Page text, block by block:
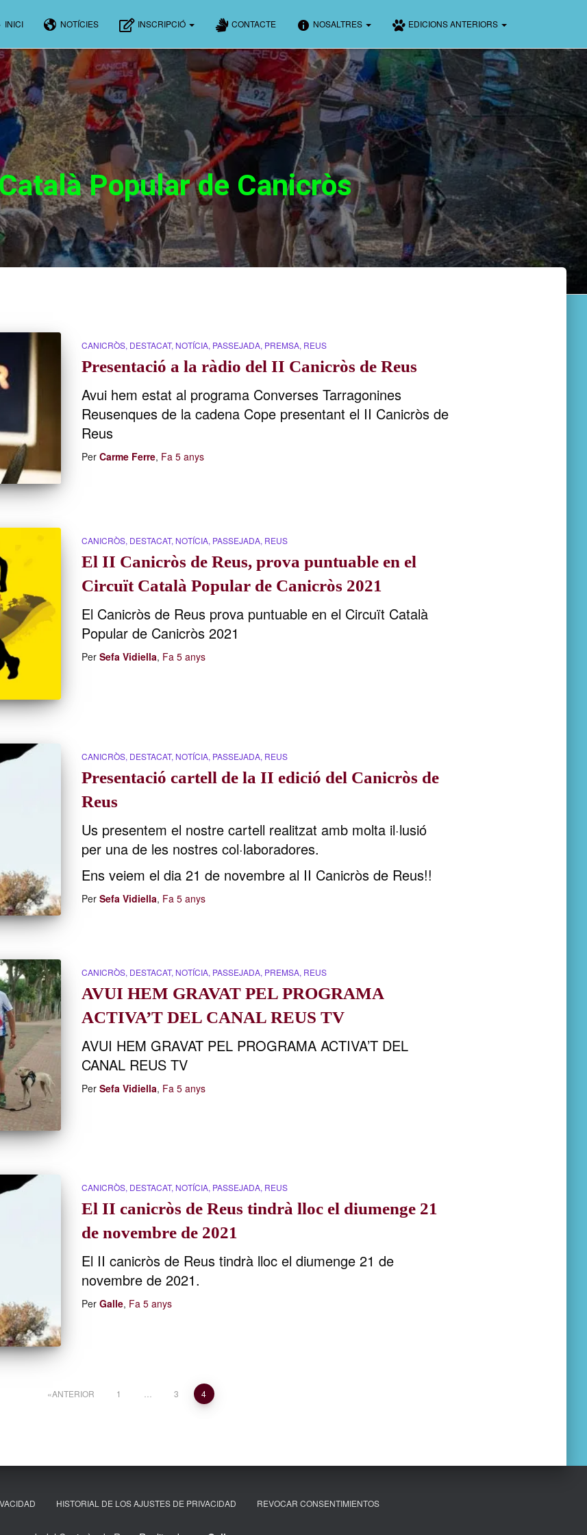
INICI NOTÍCIES INSCRIPCIÓ CONTACTE NOSALTRES EDICIONS ANTERIORS
Popular de Canicròs
CANICRÒS DESTACAT NOTÍCIA PASSEJADA PREMSA REUS
Presentació a la ràdio del II Canicròs de Reus
Avui hem estat al programa Converses Tarragonines
Reusenques de la cadena Cope presentant el II Canicròs de
Reus
Per Carme Ferre, Fa 5 anys
CANICRÒS DESTACAT NOTÍCIA PASSEJADA REUS
El II Canicròs de Reus, prova puntuable en el
Circuït Català Popular de Canicròs 2021
El Canicròs de Reus prova puntuable en el Circuït Català
Popular de Canicròs 2021
Per Sefa Vidiella, Fa 5 anys
CANICRÒS DESTACAT NOTÍCIA PASSEJADA REUS
Presentació cartell de la II edició del Canicròs de
Reus
Us presentem el nostre cartell realitzat amb molta il·lusió
per una de les nostres col·laboradores.
Ens veiem el dia 21 de novembre al II Canicròs de Reus!!
Per Sefa Vidiella, Fa 5 anys
CANICRÒS DESTACAT NOTÍCIA PASSEJADA PREMSA REUS
AVUI HEM GRAVAT PEL PROGRAMA
ACTIVA’T DEL CANAL REUS TV
AVUI HEM GRAVAT PEL PROGRAMA ACTIVA’T DEL
CANAL REUS TV
Per Sefa Vidiella, Fa 5 anys
CANICRÒS DESTACAT NOTÍCIA PASSEJADA REUS
El II canicròs de Reus tindrà lloc el diumenge 21
de novembre de 2021
El II canicròs de Reus tindrà lloc el diumenge 21 de
novembre de 2021.
Per Galle, Fa 5 anys
ANTERIOR 1 3 4
HISTORIAL DE LOS AJUSTES DE PRIVACIDAD REVOCAR CONSENTIMIENTOS